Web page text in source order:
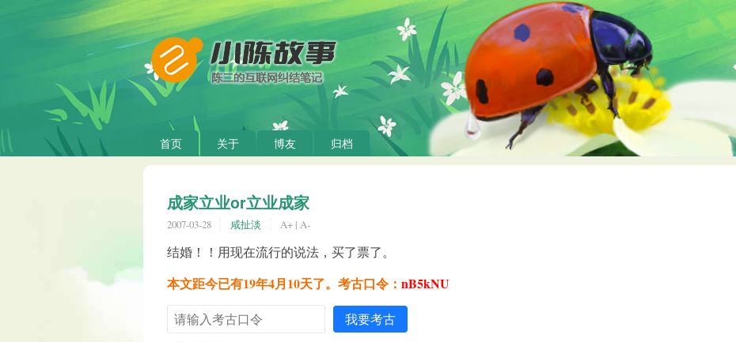
首页 关于 博友 归档
成家立业or立业成家
2007-03-28 咸扯淡 A+ | A-
结婚！！用现在流行的说法，买了票了。
本文距今已有19年4月10天了。考古口令： nB5kNU
我要考古